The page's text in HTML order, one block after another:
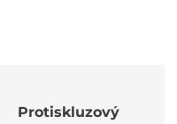
Protiskluzový